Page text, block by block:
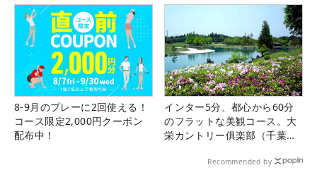
8-9月のプレーに2回使える！
コース限定2,000円クーポン
配布中！
インター5分、都心から60分
のフラットな美観コース。大
栄カントリー俱楽部（千葉
Recommended by